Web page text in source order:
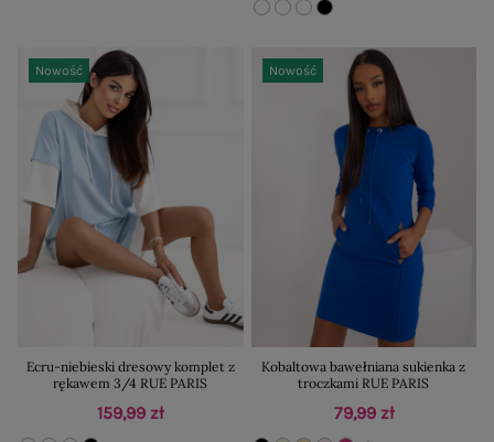
Nowość
Ecru-niebieski dresowy komplet z
rękawem 3/4 RUE PARIS
159,99 zł
Nowość
Kobaltowa bawełniana sukienka z
troczkami RUE PARIS
79,99 zł